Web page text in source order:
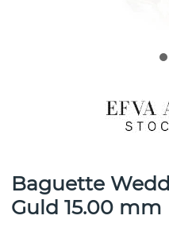
Baguette
Guld 15.00 mm